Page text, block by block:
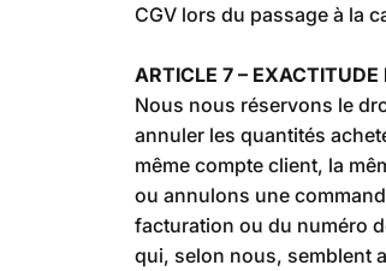
CGV lors du passage à la
ARTICLE 7 – EXACTITUDE
Nous nous réservons le
annuler les quantités
même compte client, la
ou annulons une
facturation ou du numéro
qui, selon nous, semblent